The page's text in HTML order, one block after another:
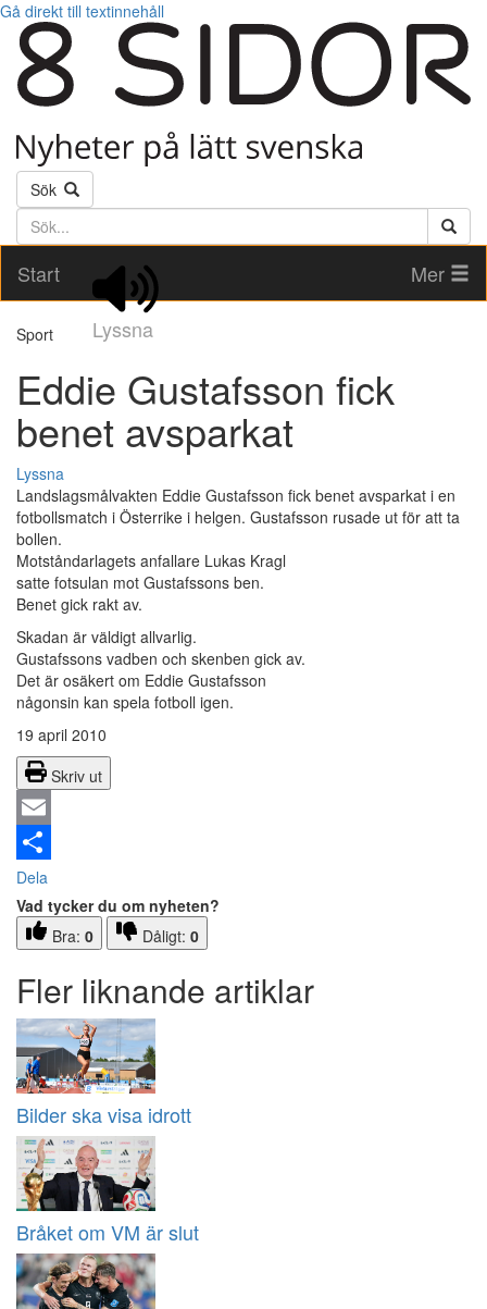
Gå direkt till textinnehåll
Sök
Söktext
Start
Lyssna
Mer
Sport
Eddie Gustafsson fick
benet avsparkat
Lyssna
Landslagsmålvakten Eddie Gustafsson fick benet avsparkat i en
fotbollsmatch i Österrike i helgen. Gustafsson rusade ut för att ta
bollen.
Motståndarlagets anfallare Lukas Kragl
satte fotsulan mot Gustafssons ben.
Benet gick rakt av.
Skadan är väldigt allvarlig.
Gustafssons vadben och skenben gick av.
Det är osäkert om Eddie Gustafsson
någonsin kan spela fotboll igen.
19 april 2010
Skriv ut
Email
Dela
Vad tycker du om nyheten?
Bra: 0 Dåligt: 0
Fler liknande artiklar
Bilder ska visa idrott
Bråket om VM är slut